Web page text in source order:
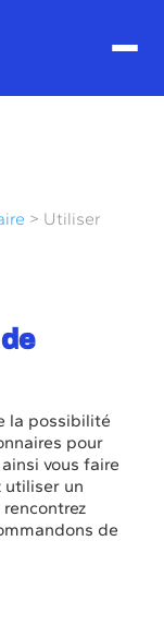
> Utiliser
la possibilité
pour
vous faire
utiliser un
de